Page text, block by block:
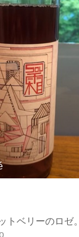
トベリーのロゼ